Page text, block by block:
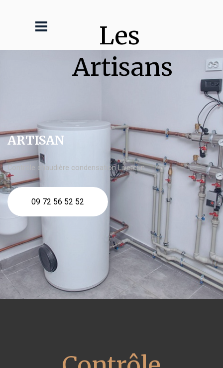
Les
Artisans
ARTISAN
Contrôle chaudière condensation Liverdun
09 72 56 52 52